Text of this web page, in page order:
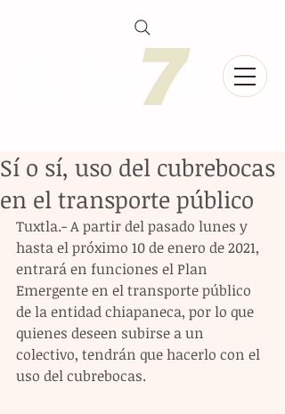
Sí o sí, uso del cubrebocas
en el transporte público
Tuxtla.- A partir del pasado lunes y
hasta el próximo 10 de enero de 2021,
entrará en funciones el Plan
Emergente en el transporte público
de la entidad chiapaneca, por lo que
quienes deseen subirse a un
colectivo, tendrán que hacerlo con el
uso del cubrebocas.